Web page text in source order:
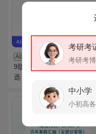
AI题库
步宏《病理学》（第
9版）配套题库【考研真题精
选＋章节题库】AI讲解
VIP
考研考
考研考
中小学
小初高